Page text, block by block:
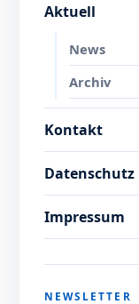
Aktuell
News
Archiv
Kontakt
Datenschutz
Impressum
NEWSLETTER